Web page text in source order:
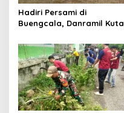
Hadiri Persami di
Buengcala, Danramil Kuta
Kebersamaan Generasi
Muda